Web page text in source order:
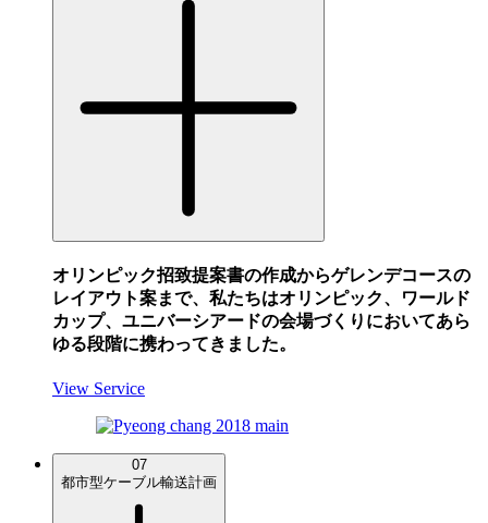
オリンピック招致提案書の作成からゲレンデコースの
レイアウト案まで、私たちはオリンピック、ワールド
カップ、ユニバーシアードの会場づくりにおいてあら
ゆる段階に携わってきました。
View Service
07
都市型ケーブル輸送計画